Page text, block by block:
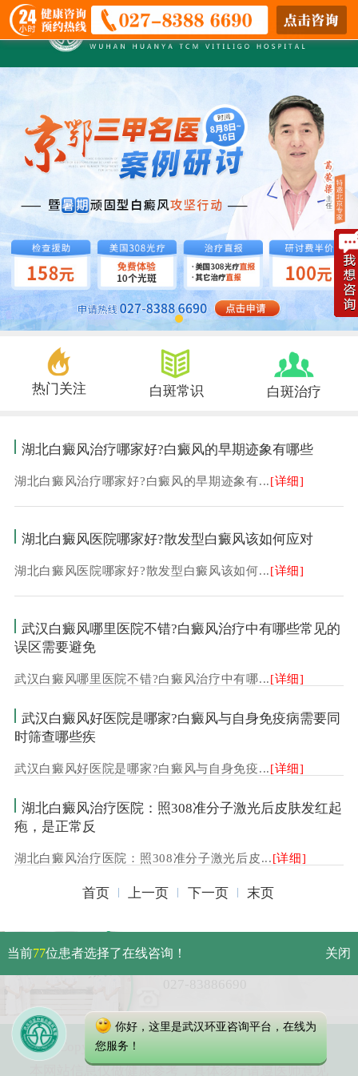
热门关注 白斑常识 白斑治疗
湖北白癜风治疗哪家好?白癜风的早期迹象有哪些
湖北白癜风治疗哪家好?白癜风的早期迹象有...[详细]
湖北白癜风医院哪家好?散发型白癜风该如何应对
湖北白癜风医院哪家好?散发型白癜风该如何...[详细]
武汉白癜风哪里医院不错?白癜风治疗中有哪些常见的
误区需要避免
武汉白癜风哪里医院不错?白癜风治疗中有哪...[详细]
武汉白癜风好医院是哪家?白癜风与自身免疫病需要同
时筛查哪些疾
武汉白癜风好医院是哪家?白癜风与自身免疫...[详细]
湖北白癜风治疗医院：照308准分子激光后皮肤发红起
疱，是正常反
湖北白癜风治疗医院：照308准分子激光后皮...[详细]
首页 上一页 下一页 末页
武汉市硚口区解放大道479号
Copyright 2023 武汉环亚中医白癜风医院
本网站信息仅做健康参考，具体诊疗请遵医师意见
当前77位患者选择了在线咨询！ 关闭
你好，这里是武汉环亚咨询平台，在线为
您服务！